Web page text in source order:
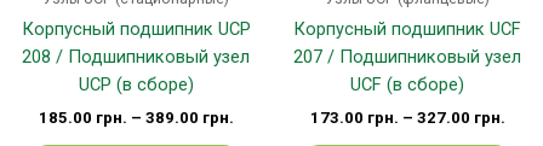
Корпусный подшипник UCP
208 / Подшипниковый узел
UCP (в сборе)
185.00 грн. – 389.00 грн.
товара.Корпусный подшипник UCF
207 / Подшипниковый узел
UCF (в сборе)
173.00 грн. – 327.00 грн.